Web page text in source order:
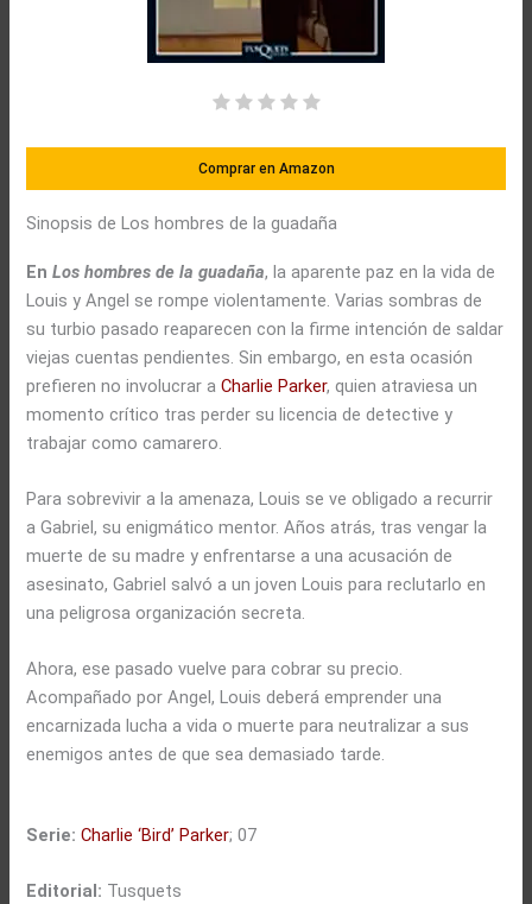
Comprar en Amazon
Sinopsis de Los hombres de la guadaña
EnLos hombres de la guadaña, la aparente paz en la vida de
Louis y Angel se rompe violentamente. Varias sombras de
su turbio pasado reaparecen con la firme intención de saldar
viejas cuentas pendientes. Sin embargo, en esta ocasión
prefieren no involucrar aCharlie Parker, quien atraviesa un
momento crítico tras perder su licencia de detective y
trabajar como camarero.
Para sobrevivir a la amenaza, Louis se ve obligado a recurrir
a Gabriel, su enigmático mentor. Años atrás, tras vengar la
muerte de su madre y enfrentarse a una acusación de
asesinato, Gabriel salvó a un joven Louis para reclutarlo en
una peligrosa organización secreta.
Ahora, ese pasado vuelve para cobrar su precio.
Acompañado por Angel, Louis deberá emprender una
encarnizada lucha a vida o muerte para neutralizar a sus
enemigos antes de que sea demasiado tarde.
Serie:Charlie ‘Bird’ Parker; 07
Editorial: Tusquets